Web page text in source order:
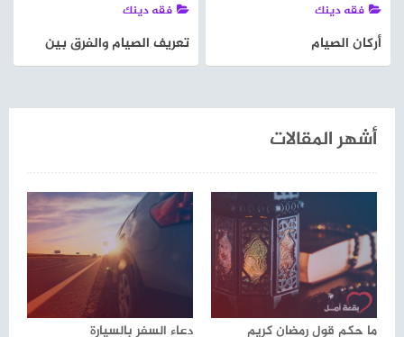
فقه دينك
أركان الصيام
فقه دينك
تعريف الصيام والفرق بين
أشهر المقالات
ما حكم قول رمضان كريم دعاء السفر بالسيارة